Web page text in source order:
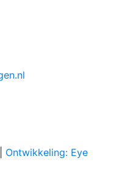
Ontwikkeling: Eye